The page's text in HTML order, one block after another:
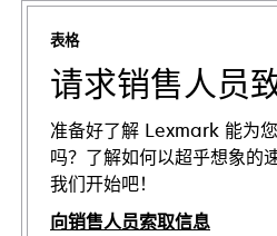
表格
请求销售人员
准备好了解 Lexmark 能为
吗？了解如何以超乎想象的
我们开始吧！
向销售人员索取信息